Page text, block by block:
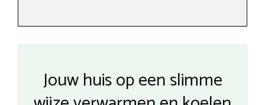
Jouw huis op een slimme